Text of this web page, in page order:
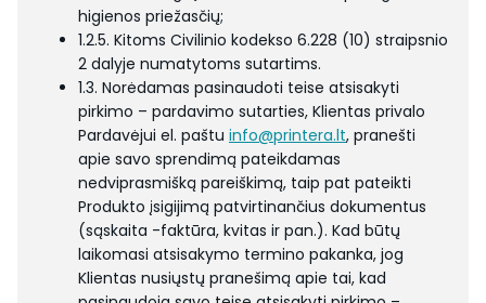
higienos priežasčių;
1.2.5. Kitoms Civilinio kodekso 6.228 (10) straipsnio
2 dalyje numatytoms sutartims.
1.3. Norėdamas pasinaudoti teise atsisakyti
pirkimo – pardavimo sutarties, Klientas privalo
Pardavėjui el. paštu info@printera.lt, pranešti
apie savo sprendimą pateikdamas
nedviprasmišką pareiškimą, taip pat pateikti
Produkto įsigijimą patvirtinančius dokumentus
(sąskaita -faktūra, kvitas ir pan.). Kad būtų
laikomasi atsisakymo termino pakanka, jog
Klientas nusiųstų pranešimą apie tai, kad